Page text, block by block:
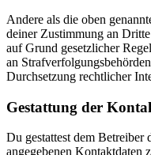
Andere als die oben
deiner Zustimmung an
auf Grund gesetzlicher
an
Durchsetzung rechtlicher
Gestattung der
Du gestattest dem Betreiber
angegebenen Kontaktdaten